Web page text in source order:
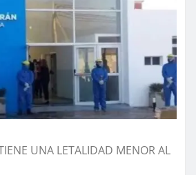
UNA LETALIDAD MENOR AL